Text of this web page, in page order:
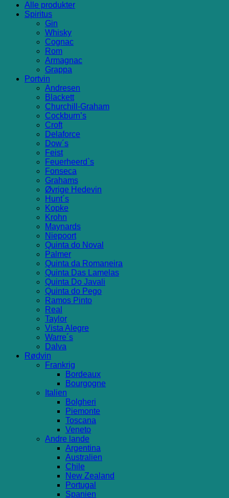
Alle produkter
Spiritus
Gin
Whisky
Cognac
Rom
Armagnac
Grappa
Portvin
Andresen
Blackett
Churchill-Graham
Cockburn’s
Croft
Delaforce
Dow´s
Feist
Feuerheerd`s
Fonseca
Grahams
Øvrige Hedevin
Hunt´s
Kopke
Krohn
Maynards
Niepoort
Quinta do Noval
Palmer
Quinta da Romaneira
Quinta Das Lamelas
Quinta Do Javali
Quinta do Pego
Ramos Pinto
Real
Taylor
Vista Alegre
Warre´s
Dalva
Rødvin
Frankrig
Bordeaux
Bourgogne
Italien
Bolgheri
Piemonte
Toscana
Veneto
Andre lande
Argentina
Australien
Chile
New Zealand
Portugal
Spanien